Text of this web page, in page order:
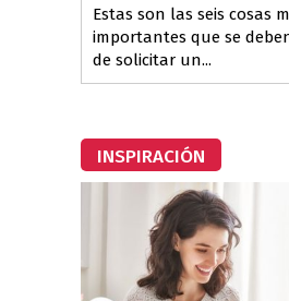
Estas son las seis cosas
importantes que se
de solicitar un...
INSPIRACIÓN